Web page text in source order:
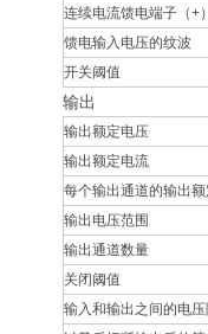
连续电流馈电端子（+
馈电输入电压的纹波
开关阈值
输出
输出额定电压
输出额定电流
每个输出通道的输出
输出电压范围
输出通道数量
关闭阈值
输入和输出之间的电